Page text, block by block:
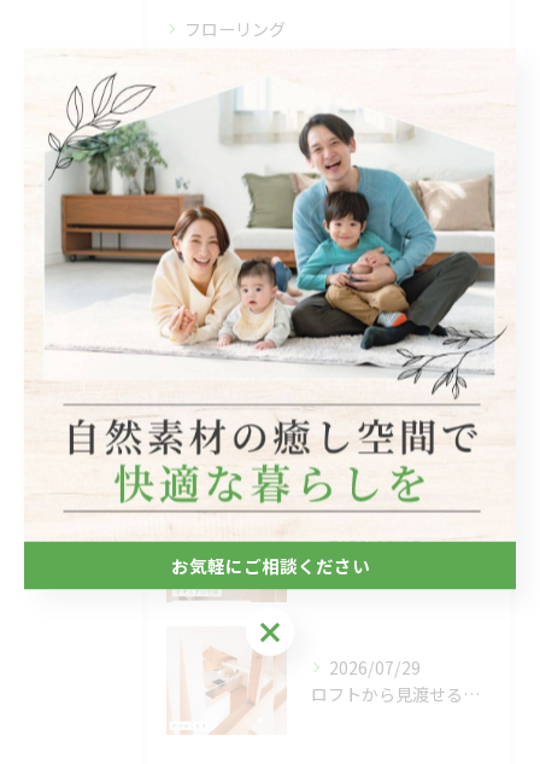
フローリング
キッチン
最近の投稿
Recent
Posts
2026/08/06
裸足で過ごしたくなる、木のぬくもりを感じる床🌿
2026/08/02
2026/07/29
ロフトから見渡せる、開放的なキッチン🌿
お気軽にご相談ください
お気軽にご相談ください